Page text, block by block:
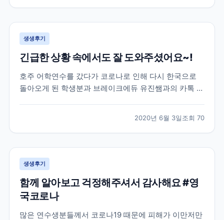
상황이라 무사히 출국을 하셨었는데요. 이제 막 적응하
면...
생생후기
긴급한 상황 속에서도 잘 도와주셨어요~!
호주 어학연수를 갔다가 코로나로 인해 다시 한국으로
돌아오게 된 학생분과 브레이크에듀 유진쌤과의 카톡 대
로 인해 부모님께서 걱정이 되어 한국으로 돌아오는 항
공권을 구매하여 보내주셨습니다. 급하게 연락을 주셔서
학원에...
2020년 6월 3일조회 70
생생후기
함께 알아보고 걱정해주셔서 감사해요 #영
국코로나
많은 연수생분들께서 코로나19 때문에 피해가 이만저만